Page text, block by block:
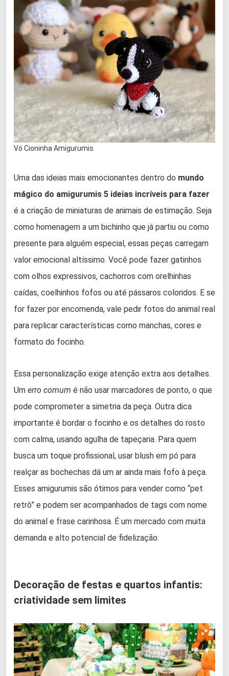
Vó Cioninha Amigurumis
Uma das ideias mais emocionantes dentro do mundo
mágico do amigurumis 5 ideias incríveis para fazer
é a criação de miniaturas de animais de estimação. Seja
como homenagem a um bichinho que já partiu ou como
presente para alguém especial, essas peças carregam
valor emocional altíssimo. Você pode fazer gatinhos
com olhos expressivos, cachorros com orelhinhas
caídas, coelhinhos fofos ou até pássaros coloridos. E se
for fazer por encomenda, vale pedir fotos do animal real
para replicar características como manchas, cores e
formato do focinho.
Essa personalização exige atenção extra aos detalhes.
Um erro comum é não usar marcadores de ponto, o que
pode comprometer a simetria da peça. Outra dica
importante é bordar o focinho e os detalhes do rosto
com calma, usando agulha de tapeçaria. Para quem
busca um toque profissional, usar blush em pó para
realçar as bochechas dá um ar ainda mais fofo à peça.
Esses amigurumis são ótimos para vender como “pet
retrô” e podem ser acompanhados de tags com nome
do animal e frase carinhosa. É um mercado com muita
demanda e alto potencial de fidelização.
Decoração de festas e quartos infantis:
criatividade sem limites